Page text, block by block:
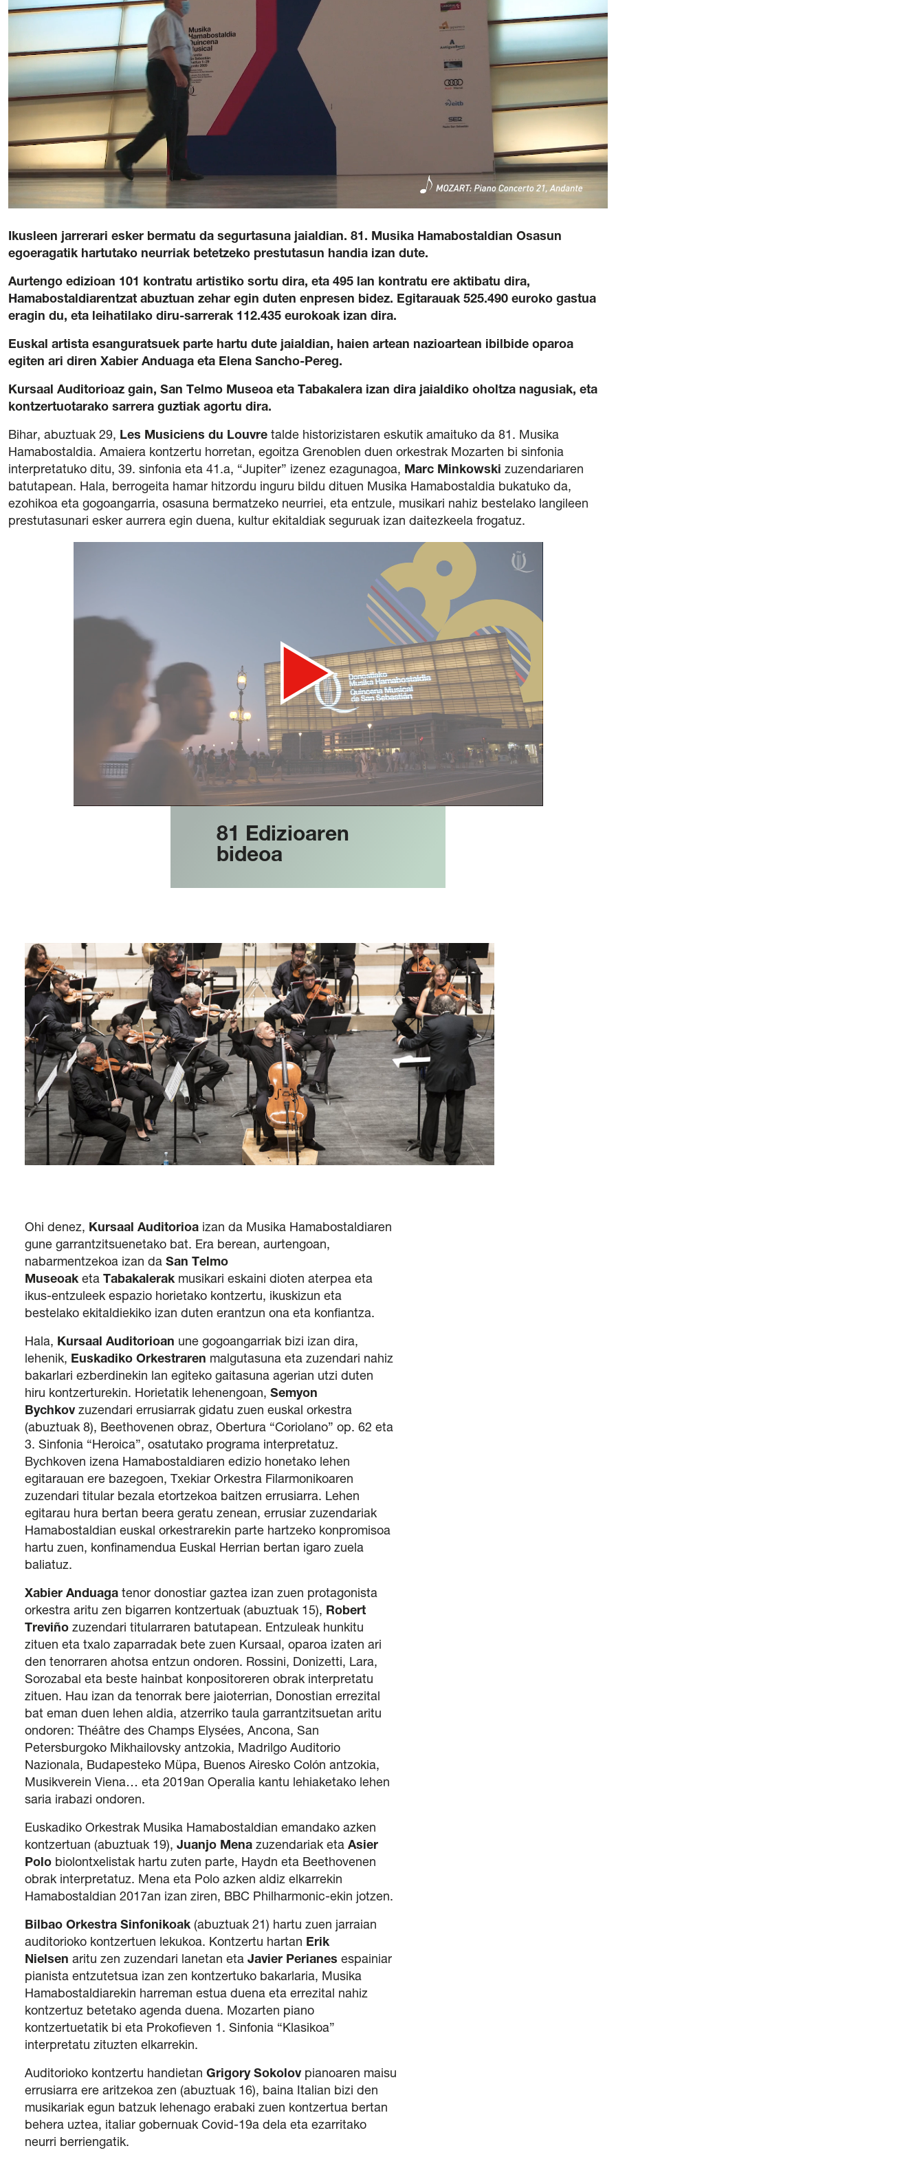
Erromantiko Ikastaroa
Hamabostaldi Berdea
Gardentasuna / Kontratazioa / Hizkuntza Politika Legezko oharra / Pribatutasun politika
Salaketen Kanala
Ikusleen jarrerari esker bermatu da segurtasuna jaialdian. 81. Musika Hamabostaldian Osasun
egoeragatik hartutako neurriak betetzeko prestutasun handia izan dute.
Aurtengo edizioan 101 kontratu artistiko sortu dira, eta 495 lan kontratu ere aktibatu dira,
Hamabostaldiarentzat abuztuan zehar egin duten enpresen bidez. Egitarauak 525.490 euroko gastua
eragin du, eta leihatilako diru-sarrerak 112.435 eurokoak izan dira.
Euskal artista esanguratsuek parte hartu dute jaialdian, haien artean nazioartean ibilbide oparoa
egiten ari diren Xabier Anduaga eta Elena Sancho-Pereg.
Kursaal Auditorioaz gain, San Telmo Museoa eta Tabakalera izan dira jaialdiko oholtza nagusiak, eta
kontzertuotarako sarrera guztiak agortu dira.
Bihar, abuztuak 29, Les Musiciens du Louvre talde historizistaren eskutik amaituko da 81. Musika
Hamabostaldia. Amaiera kontzertu horretan, egoitza Grenoblen duen orkestrak Mozarten bi sinfonia
interpretatuko ditu, 39. sinfonia eta 41.a, “Jupiter” izenez ezagunagoa, Marc Minkowski zuzendariaren
batutapean. Hala, berrogeita hamar hitzordu inguru bildu dituen Musika Hamabostaldia bukatuko da,
ezohikoa eta gogoangarria, osasuna bermatzeko neurriei, eta entzule, musikari nahiz bestelako langileen
prestutasunari esker aurrera egin duena, kultur ekitaldiak seguruak izan daitezkeela frogatuz.
81 Edizioaren
bideoa
Ohi denez, Kursaal Auditorioa izan da Musika Hamabostaldiaren
gune garrantzitsuenetako bat. Era berean, aurtengoan,
nabarmentzekoa izan da San Telmo
Museoaketa Tabakalerakmusikari eskaini dioten aterpea eta
ikus-entzuleek espazio horietako kontzertu, ikuskizun eta
bestelako ekitaldiekiko izan duten erantzun ona eta konfiantza.
Hala, Kursaal Auditorioan une gogoangarriak bizi izan dira,
lehenik, Euskadiko Orkestraren malgutasuna eta zuzendari nahiz
bakarlari ezberdinekin lan egiteko gaitasuna agerian utzi duten
hiru kontzerturekin. Horietatik lehenengoan, Semyon
Bychkovzuzendari errusiarrak gidatu zuen euskal orkestra
(abuztuak 8), Beethovenen obraz, Obertura “Coriolano” op. 62 eta
3. Sinfonia “Heroica”, osatutako programa interpretatuz.
Bychkoven izena Hamabostaldiaren edizio honetako lehen
egitarauan ere bazegoen, Txekiar Orkestra Filarmonikoaren
zuzendari titular bezala etortzekoa baitzen errusiarra. Lehen
egitarau hura bertan beera geratu zenean, errusiar zuzendariak
Hamabostaldian euskal orkestrarekin parte hartzeko konpromisoa
hartu zuen, konfinamendua Euskal Herrian bertan igaro zuela
baliatuz.
Xabier Anduaga tenor donostiar gaztea izan zuen protagonista
orkestra aritu zen bigarren kontzertuak (abuztuak 15), Robert
Treviño zuzendari titularraren batutapean. Entzuleak hunkitu
zituen eta txalo zaparradak bete zuen Kursaal, oparoa izaten ari
den tenorraren ahotsa entzun ondoren. Rossini, Donizetti, Lara,
Sorozabal eta beste hainbat konpositoreren obrak interpretatu
zituen. Hau izan da tenorrak bere jaioterrian, Donostian errezital
bat eman duen lehen aldia, atzerriko taula garrantzitsuetan aritu
ondoren: Théâtre des Champs Elysées, Ancona, San
Petersburgoko Mikhailovsky antzokia, Madrilgo Auditorio
Nazionala, Budapesteko Müpa, Buenos Airesko Colón antzokia,
Musikverein Viena… eta 2019an Operalia kantu lehiaketako lehen
saria irabazi ondoren.
Euskadiko Orkestrak Musika Hamabostaldian emandako azken
kontzertuan (abuztuak 19), Juanjo Mena zuzendariak eta Asier
Polo biolontxelistak hartu zuten parte, Haydn eta Beethovenen
obrak interpretatuz. Mena eta Polo azken aldiz elkarrekin
Hamabostaldian 2017an izan ziren, BBC Philharmonic-ekin jotzen.
Bilbao Orkestra Sinfonikoak(abuztuak 21) hartu zuen jarraian
auditorioko kontzertuen lekukoa. Kontzertu hartan Erik
Nielsen aritu zen zuzendari lanetan eta Javier Perianes espainiar
pianista entzutetsua izan zen kontzertuko bakarlaria, Musika
Hamabostaldiarekin harreman estua duena eta errezital nahiz
kontzertuz betetako agenda duena. Mozarten piano
kontzertuetatik bi eta Prokofieven 1. Sinfonia “Klasikoa”
interpretatu zituzten elkarrekin.
Auditorioko kontzertu handietan Grigory Sokolovpianoaren maisu
errusiarra ere aritzekoa zen (abuztuak 16), baina Italian bizi den
musikariak egun batzuk lehenago erabaki zuen kontzertua bertan
behera uztea, italiar gobernuak Covid-19a dela eta ezarritako
neurri berriengatik.